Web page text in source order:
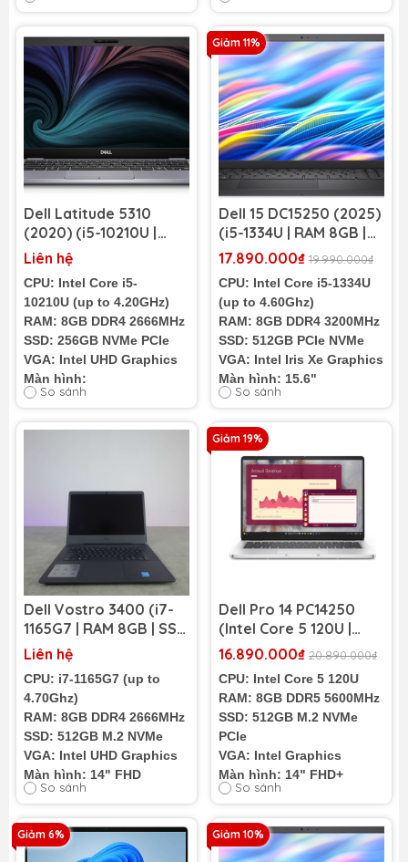
Tình trạng:New - FullVAT
Pin: 3 cell - 41WHr
Tình trạng:Nhập Khẩu
98%
Dell Latitude 5310
(2020) (i5-10210U |
RAM 8GB | SSD 256GB |
Intel UHD Graphics |
13.3 inch FHD)
Liên hệ
CPU: Intel Core i5-
10210U (up to 4.20GHz)
RAM: 8GB DDR4 2666MHz
SSD: 256GB NVMe PCIe
VGA: Intel UHD Graphics
Màn hình:
13.3" FHD (1920 x 1080)
So sánh
Giảm 11%
Dell 15 DC15250 (2025)
(i5-1334U | RAM 8GB |
SSD 512GB | 15.6 inch
Black) (New FullVAT)
17.890.000₫ 19.990.000₫
CPU: Intel Core i5-1334U
(up to 4.60Ghz)
RAM: 8GB DDR4 3200MHz
SSD: 512GB PCIe NVMe
VGA: Intel Iris Xe Graphics
Màn hình: 15.6"
FHD 120Hz
Tình trạng:
So sánh
Dell Vostro 3400 (i7-
1165G7 | RAM 8GB | SSD
512GB | NVIDIA MX330
2GB | 14 inch FHD)
Liên hệ
CPU: i7-1165G7 (up to
4.70Ghz)
RAM: 8GB DDR4 2666MHz
SSD: 512GB M.2 NVMe
VGA: Intel UHD Graphics
Màn hình: 14" FHD
(1920x1080)
Màu sắc: Đen
Pin: 3 cell 42Wh
So sánh
Giảm 19%
Dell Pro 14 PC14250
(Intel Core 5 120U |
RAM 8GB | SSD 512GB |
16.890.000₫ 20.890.000₫
CPU: Intel Core 5 120U
RAM: 8GB DDR5 5600MHz
SSD: 512GB M.2 NVMe
PCIe
VGA: Intel Graphics
Màn hình: 14" FHD+
Cân nặng: 1.35Kg
So sánh
Giảm 6% Giảm 10%